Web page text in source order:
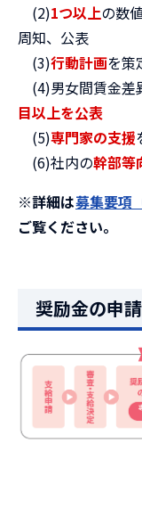
(2)1つ以上の数
周知、公表
(3)行動計画を策
(4)男女間賃金差
目以上を公表
(5)専門家の支援
(6)社内の幹部等
※詳細は募集要項
ご覧ください。
奨励金の申